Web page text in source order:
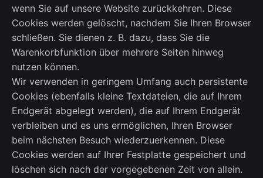
wenn Sie auf unsere Website zurückkehren. Diese
Cookies werden gelöscht, nachdem Sie Ihren Browser
schließen. Sie dienen z. B. dazu, dass Sie die
Warenkorbfunktion über mehrere Seiten hinweg
nutzen können.
Wir verwenden in geringem Umfang auch persistente
Cookies (ebenfalls kleine Textdateien, die auf Ihrem
Endgerät abgelegt werden), die auf Ihrem Endgerät
verbleiben und es uns ermöglichen, Ihren Browser
beim nächsten Besuch wiederzuerkennen. Diese
Cookies werden auf Ihrer Festplatte gespeichert und
löschen sich nach der vorgegebenen Zeit von allein.